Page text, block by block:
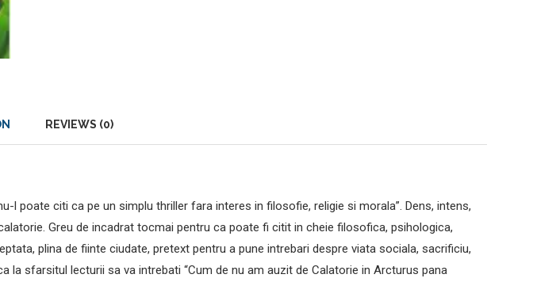
REVIEWS (0)
poate citi ca pe un simplu thriller fara interes in filosofie, religie si morala”. Dens, intens,
Greu de incadrat tocmai pentru ca poate fi citit in cheie filosofica, psihologica,
plina de fiinte ciudate, pretext pentru a pune intrebari despre viata sociala, sacrificiu,
la sfarsitul lecturii sa va intrebati “Cum de nu am auzit de Calatorie in Arcturus pana